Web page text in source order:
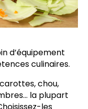
d’équipement
culinaires.
chou,
la plupart
les